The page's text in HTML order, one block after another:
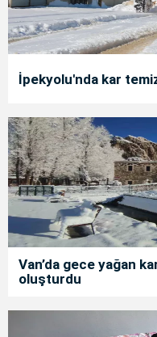
İpekyolu'nda kar
Van’da gece yağan
oluşturdu